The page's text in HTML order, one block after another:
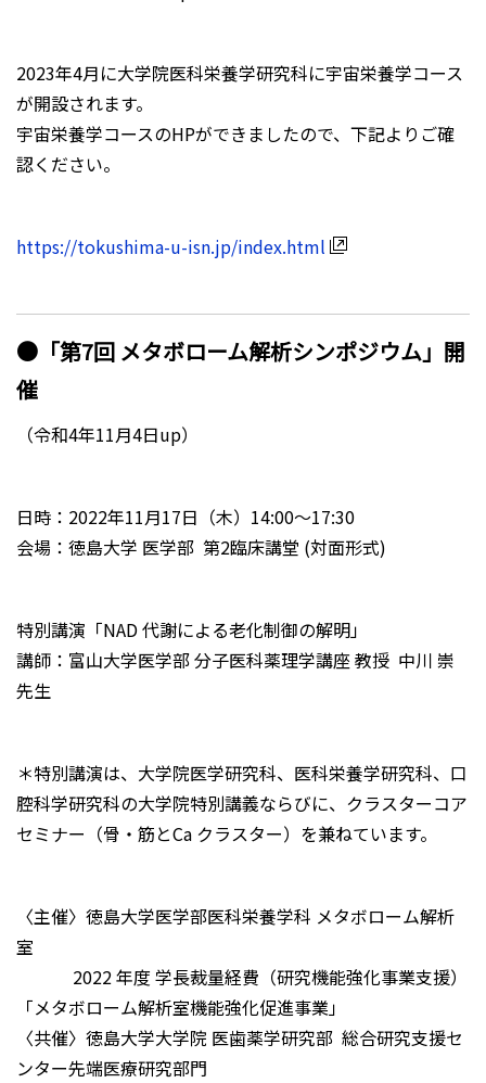
2023年4月に大学院医科栄養学研究科に宇宙栄養学コース
が開設されます。
宇宙栄養学コースのHPができましたので、下記よりご確
認ください。
https://tokushima-u-isn.jp/index.html
●「第7回 メタボローム解析シンポジウム」開
催
（令和4年11月4日up）
日時：2022年11月17日（木）14:00～17:30
会場：徳島大学 医学部 第2臨床講堂 (対面形式)
特別講演「NAD 代謝による老化制御の解明」
講師：富山大学医学部 分子医科薬理学講座 教授 中川 崇
先生
＊特別講演は、大学院医学研究科、医科栄養学研究科、口
腔科学研究科の大学院特別講義ならびに、クラスターコア
セミナー（骨・筋とCa クラスター）を兼ねています。
〈主催〉徳島大学医学部医科栄養学科 メタボローム解析
室
2022 年度 学長裁量経費（研究機能強化事業支援）
「メタボローム解析室機能強化促進事業」
〈共催〉徳島大学大学院 医歯薬学研究部 総合研究支援セ
ンター先端医療研究部門